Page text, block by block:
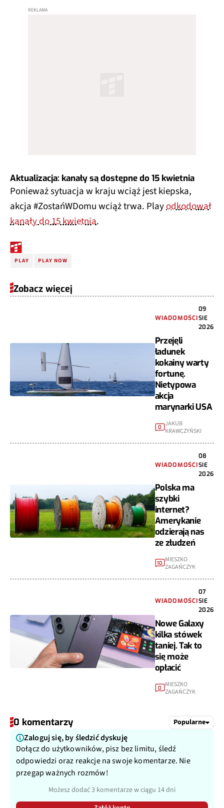
Aktualizacja: kanały są dostępne do 15 kwietnia
Ponieważ sytuacja w kraju wciąż jest kiepska,
akcja #ZostańWDomu wciąż trwa. Playodkodował
kanały do 15 kwietnia.
PLAY PLAY NOW
Zobacz więcej
WIADOMOŚCI
09
SIE
2026
Przejęli
ładunek
kokainy warty
fortunę.
Nietypowa
akcja
marynarki USA
0 JAKUB
KRAWCZYŃSKI
WIADOMOŚCI
08
SIE
2026
Polska ma
szybki
internet?
Amerykanie
odzierają nas
ze złudzeń
10 MIESZKO
ZAGAŃCZYK
WIADOMOŚCI
07
SIE
2026
Nowe Galaxy
kilka stówek
taniej. Tak to
się może
opłacić
0 MIESZKO
ZAGAŃCZYK
0 komentarzy Popularne
Zaloguj się, by śledzić dyskuję
Dołącz do użytkowników, pisz bez limitu, śledź
odpowiedzi oraz reakcje na swoje komentarze. Nie
przegap ważnych rozmów!
Możesz dodać 3 komentarze w ciągu 14 dni